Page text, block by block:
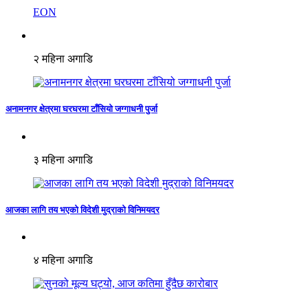
EON
२ महिना अगाडि
अनामनगर क्षेत्रमा घरघरमा टाँसियो जग्गाधनी पुर्जा
३ महिना अगाडि
आजका लागि तय भएको विदेशी मुद्राको विनिमयदर
४ महिना अगाडि